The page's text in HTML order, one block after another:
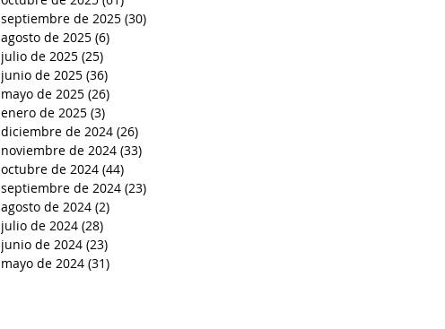
septiembre de 2025 (30)
agosto de 2025 (6)
julio de 2025 (25)
junio de 2025 (36)
mayo de 2025 (26)
enero de 2025 (3)
diciembre de 2024 (26)
noviembre de 2024 (33)
octubre de 2024 (44)
septiembre de 2024 (23)
agosto de 2024 (2)
julio de 2024 (28)
junio de 2024 (23)
mayo de 2024 (31)